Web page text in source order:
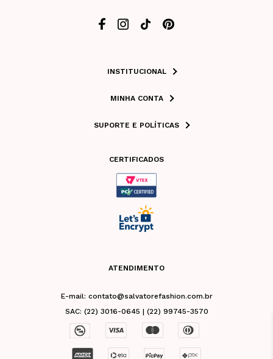
INSTITUCIONAL
MINHA CONTA
SUPORTE E POLÍTICAS
CERTIFICADOS
ATENDIMENTO
E-mail: contato@salvatorefashion.com.br
SAC: (22) 3016-0645 | (22) 99745-3570